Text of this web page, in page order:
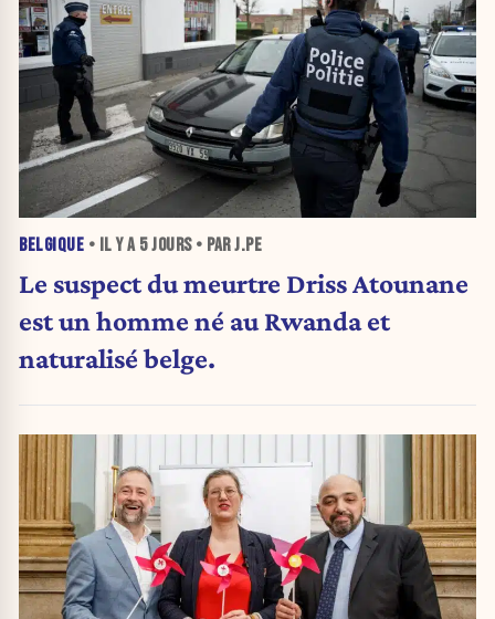
BELGIQUE • IL Y A 5 JOURS• PAR J.PE
Le suspect du meurtre Driss Atounane
est un homme né au Rwanda et
naturalisé belge.